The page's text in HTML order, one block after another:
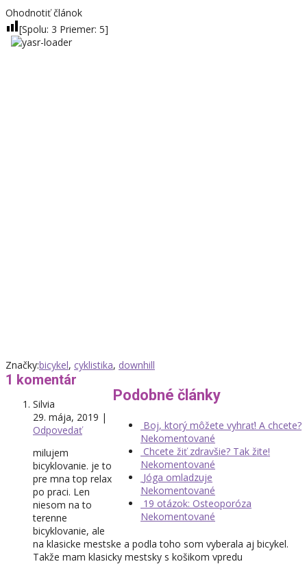
Ohodnotiť článok
[Spolu: 3 Priemer: 5]
Značky:bicykel, cyklistika, downhill
Podobné články
Boj, ktorý môžete vyhrať! A chcete?
Nekomentované
Chcete žiť zdravšie? Tak žite!
Nekomentované
Jóga omladzuje
Nekomentované
19 otázok: Osteoporóza
Nekomentované
1 komentár
Silvia
29. mája, 2019 |
Odpovedať
milujem
bicyklovanie. je to
pre mna top relax
po praci. Len
niesom na to
terenne
bicyklovanie, ale
na klasicke mestske a podla toho som vyberala aj bicykel.
Takže mam klasicky mestsky s košikom vpredu